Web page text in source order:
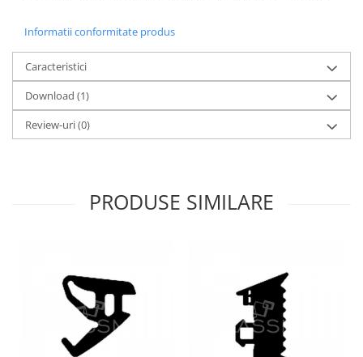
Informatii conformitate produs
Caracteristici
Download (1)
Review-uri(0)
PRODUSE SIMILARE